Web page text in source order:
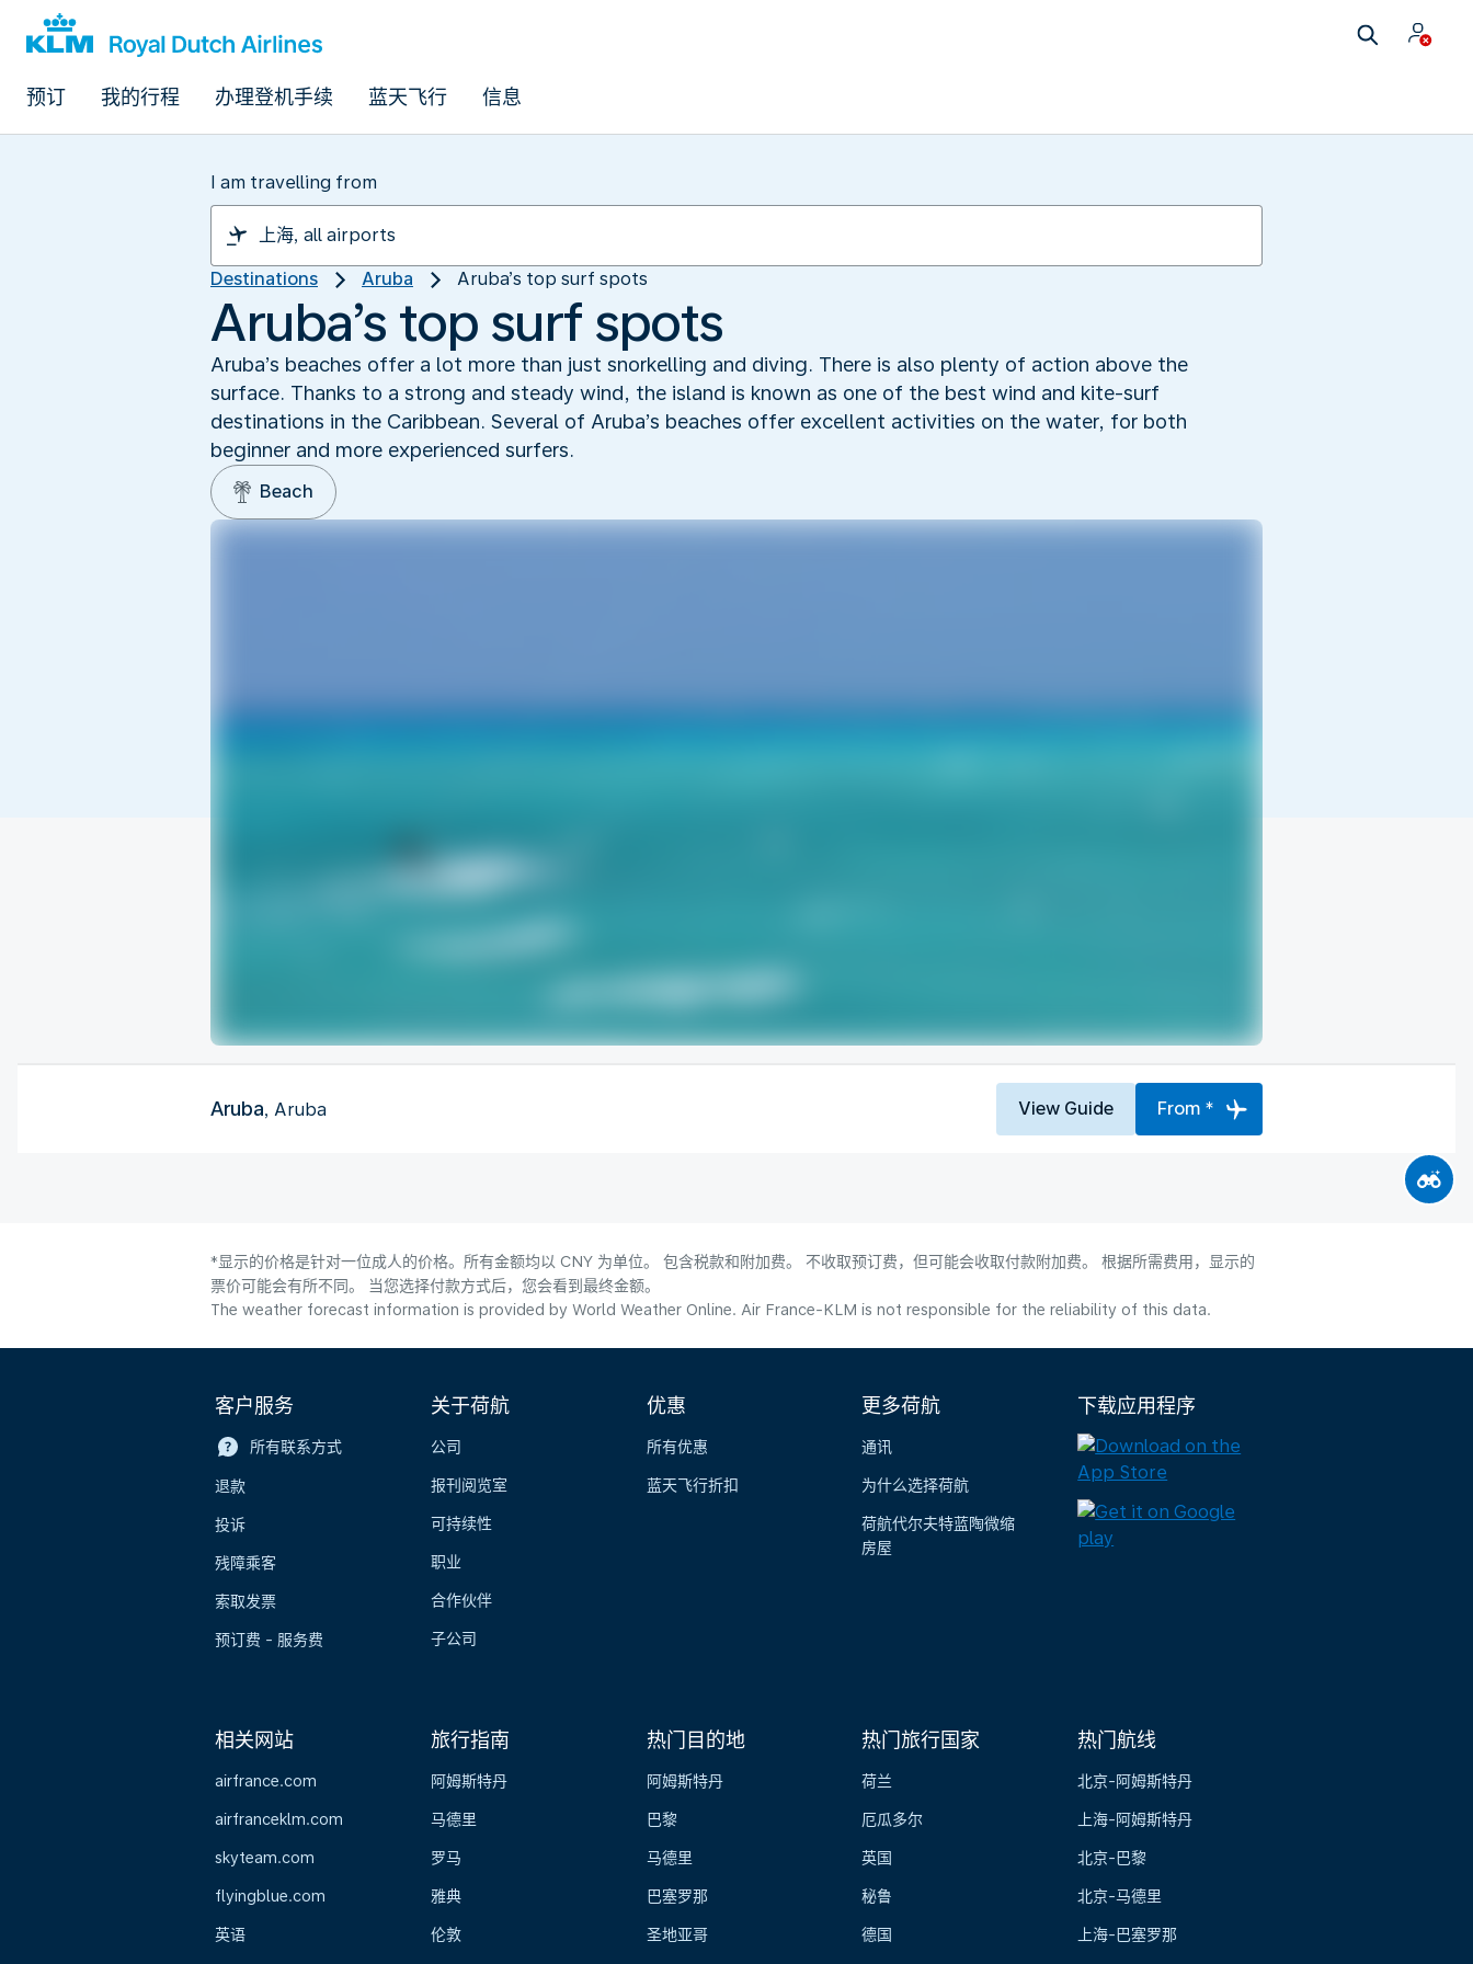
预订 我的行程 办理登机手续 蓝天飞行 信息
I am travelling from
Destinations Aruba Aruba’s top surf spots
Aruba’s top surf spots
Aruba’s beaches offer a lot more than just snorkelling and diving. There is also plenty of action above the
surface. Thanks to a strong and steady wind, the island is known as one of the best wind and kite-surf
destinations in the Caribbean. Several of Aruba’s beaches offer excellent activities on the water, for both
beginner and more experienced surfers.
Beach
Aruba, Aruba View Guide From *
*显示的价格是针对一位成人的价格。所有金额均以 CNY 为单位。 包含税款和附加费。 不收取预订费，但可能会收取付款附加费。 根据所需费用，显示的
票价可能会有所不同。 当您选择付款方式后，您会看到最终金额。
The weather forecast information is provided by World Weather Online. Air France-KLM is not responsible for the reliability of this data.
客户服务
所有联系方式
退款
投诉
残障乘客
索取发票
预订费 - 服务费
关于荷航
公司
报刊阅览室
可持续性
职业
合作伙伴
子公司
优惠
所有优惠
蓝天飞行折扣
更多荷航
通讯
为什么选择荷航
荷航代尔夫特蓝陶微缩
房屋
下载应用程序
相关网站
airfrance.com
airfranceklm.com
skyteam.com
flyingblue.com
英语
旅行指南
阿姆斯特丹
马德里
罗马
雅典
伦敦
热门目的地
阿姆斯特丹
巴黎
马德里
巴塞罗那
圣地亚哥
热门旅行国家
荷兰
厄瓜多尔
英国
秘鲁
德国
热门航线
北京-阿姆斯特丹
上海-阿姆斯特丹
北京-巴黎
北京-马德里
上海-巴塞罗那